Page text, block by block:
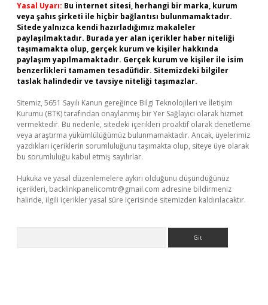
Yasal Uyarı: Bu internet sitesi, herhangi bir marka, kurum
veya şahıs şirketi ile hiçbir bağlantısı bulunmamaktadır.
Sitede yalnızca kendi hazırladığımız makaleler
paylaşılmaktadır. Burada yer alan içerikler haber niteliği
taşımamakta olup, gerçek kurum ve kişiler hakkında
paylaşım yapılmamaktadır. Gerçek kurum ve kişiler ile isim
benzerlikleri tamamen tesadüfidir. Sitemizdeki bilgiler
taslak halindedir ve tavsiye niteliği taşımazlar.
Sitemiz, 5651 Sayılı Kanun gereğince Bilgi Teknolojileri ve İletişim
Kurumu (BTK) tarafından onaylanmış bir Yer Sağlayıcı olarak hizmet
vermektedir. Bu nedenle, sitedeki içerikleri proaktif olarak denetleme
veya araştırma yükümlülüğümüz bulunmamaktadır. Ancak, üyelerimiz
yazdıkları içeriklerin sorumluluğunu taşımakta olup, siteye üye olarak
bu sorumluluğu kabul etmiş sayılırlar.
Hukuka ve yasal düzenlemelere aykırı olduğunu düşündüğünüz
içerikleri, backlinkpanelicomtr@gmail.com adresine bildirmeniz
halinde, ilgili içerikler yasal süre içerisinde sitemizden kaldırılacaktır.